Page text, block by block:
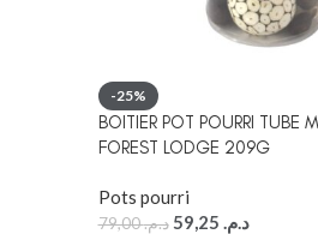
-25%
BOITIER POT POURRI TUBE
FOREST LODGE 209G
Pots pourri
د.م.79,00 د.م.